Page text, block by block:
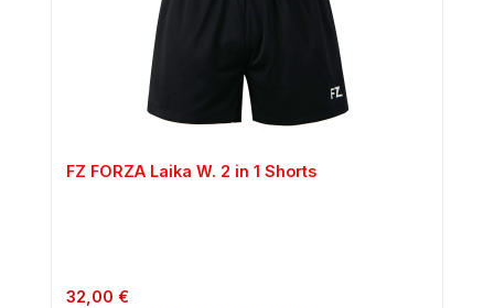
FZ FORZA Laika W. 2 in 1 Shorts
Regulärer Preis:
32,00 €